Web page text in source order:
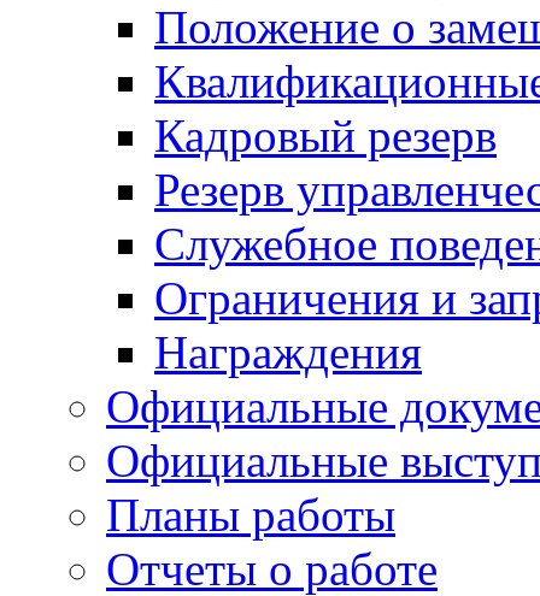
Положение о
Кадровый резерв
Резерв
Служебное
Ограничения и
Награждения
Официальные
Официальные
Планы работы
Отчеты о работе